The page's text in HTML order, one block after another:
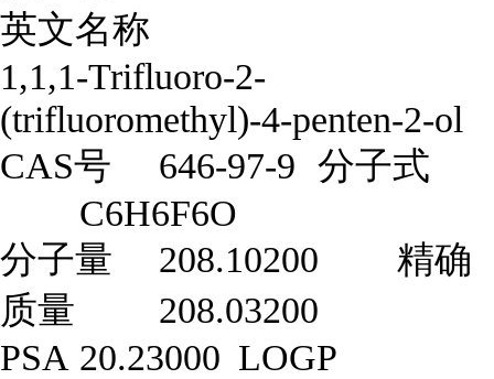
英文名称
1,1,1-Trifluoro-2-
(trifluoromethyl)-4-penten-2-ol
CAS号
646-97-9 分子式
C6H6F6O
分子量
208.10200
精确
质量
208.03200
PSA 20.23000 LOGP